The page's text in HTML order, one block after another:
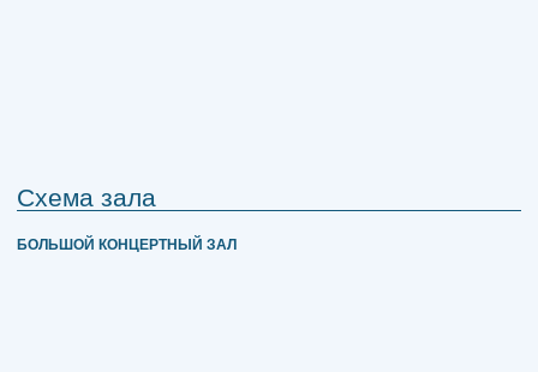
Схема зала
БОЛЬШОЙ КОНЦЕРТНЫЙ ЗАЛ